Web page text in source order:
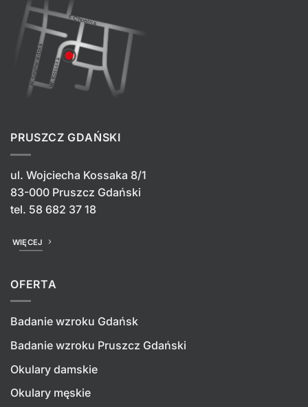
PRUSZCZ GDAŃSKI
ul. Wojciecha Kossaka 8/1
83-000 Pruszcz Gdański
tel. 58 682 37 18
WIĘCEJ
OFERTA
Badanie wzroku Gdańsk
Badanie wzroku Pruszcz Gdański
Okulary damskie
Okulary męskie